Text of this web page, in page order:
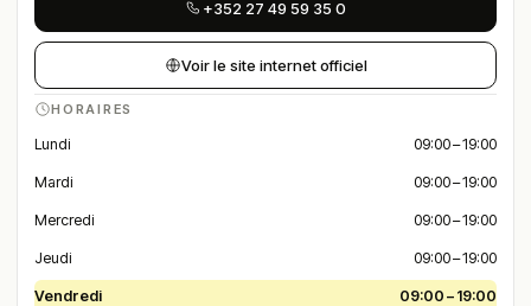
+352 27 49 59 35 0
Voir le site internet officiel
HORAIRES
Lundi 09:00 – 19:00
Mardi 09:00 – 19:00
Mercredi 09:00 – 19:00
Jeudi 09:00 – 19:00
Vendredi 09:00 – 19:00